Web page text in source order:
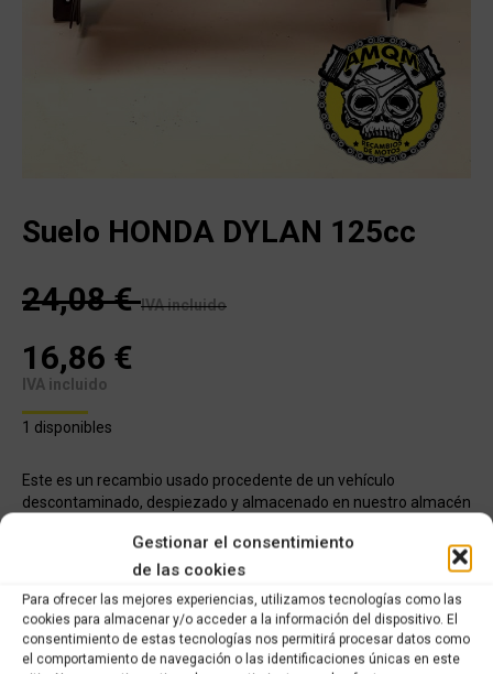
Gestionar el consentimiento
de las cookies
Para ofrecer las mejores experiencias, utilizamos tecnologías como las
cookies para almacenar y/o acceder a la información del dispositivo. El
consentimiento de estas tecnologías nos permitirá procesar datos como
el comportamiento de navegación o las identificaciones únicas en este
Suelo HONDA DYLAN 125cc
24,08€ IVA incluido
16,86 €
IVA incluido
1 disponibles
Este es un recambio usado procedente de un vehículo
descontaminado, despiezado y almacenado en nuestro almacén
posible. Todos los recambios han pasado nuestro control de
calidad, han sido verificados y seleccionados 1 a 1 por nuestros
operarios para servir un producto con garantía.
COMPRAR